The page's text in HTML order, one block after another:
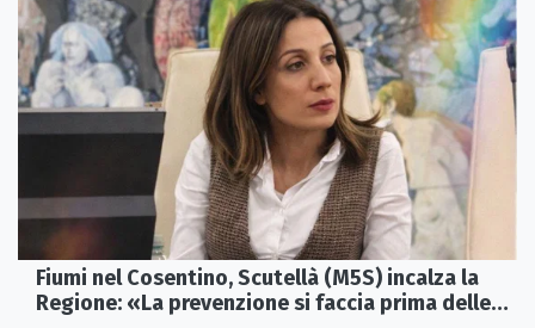
Fiumi nel Cosentino, Scutellà (M5S) incalza la
Regione: «La prevenzione si faccia prima delle